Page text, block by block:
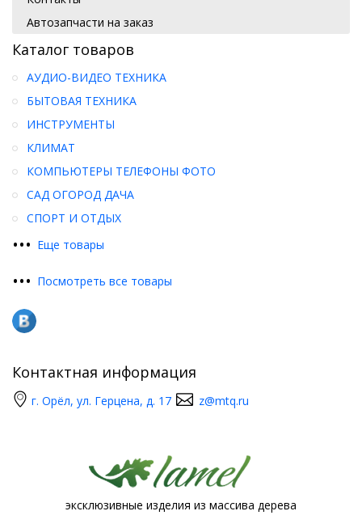
Автозапчасти на заказ
Каталог товаров
••• Еще товары
АУДИО-ВИДЕО ТЕХНИКА
БЫТОВАЯ ТЕХНИКА
ИНСТРУМЕНТЫ
КЛИМАТ
КОМПЬЮТЕРЫ ТЕЛЕФОНЫ ФОТО
САД ОГОРОД ДАЧА
СПОРТ И ОТДЫХ
••• Посмотреть все товары
Контактная информация
г. Орёл, ул. Герцена, д. 17 z@mtq.ru
эксклюзивные изделия из массива дерева